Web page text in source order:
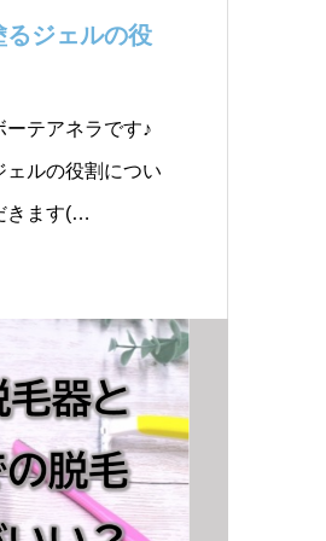
るジェルの役
ーテアネラです♪
ルの役割につい
きます(…